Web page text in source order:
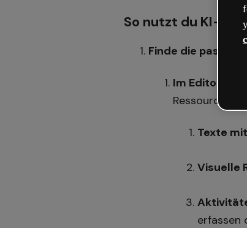
So nutzt du KI-
Finde die
Im Editor
Ressourcen
Texte
Visuelle
erfassen